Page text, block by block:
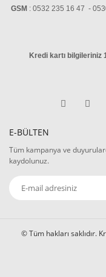
GSM : 0532 235 16 47 -
Kredi kartı bilgileriniz
E-BÜLTEN
Tüm kampanya ve
kaydolunuz.
© Tüm hakları saklıdır.